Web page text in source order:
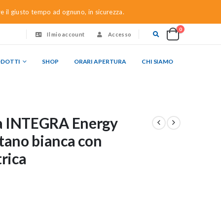
il giusto tempo ad ognuno, in sicurezza.
Il mio account Accesso
0
SHOP ORARI APERTURA CHI SIAMO
Energy
bianca con